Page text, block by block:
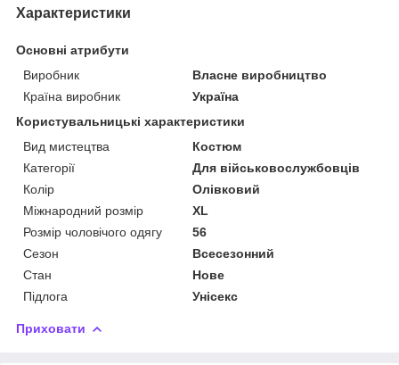
Характеристики
Основні атрибути
Виробник
Власне виробництво
Країна виробник
Україна
Користувальницькі характеристики
Вид мистецтва
Костюм
Категорії
Для військовослужбовців
Колір
Олівковий
Міжнародний розмір
XL
Розмір чоловічого одягу
56
Сезон
Всесезонний
Стан
Нове
Підлога
Унісекс
Приховати